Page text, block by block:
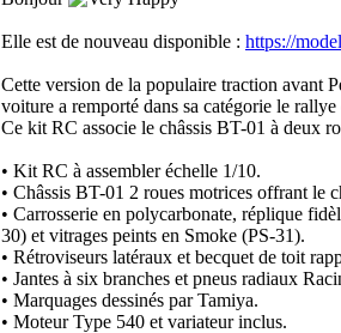
Elle est de nouveau disponible : https://
Cette version de la populaire traction avant
voiture a remporté dans sa catégorie le
Ce kit RC associe le châssis BT-01 à deux
• Kit RC à assembler échelle 1/10.
• Châssis BT-01 2 roues motrices offrant le
• Carrosserie en polycarbonate, réplique
30) et vitrages peints en Smoke (PS-31).
• Rétroviseurs latéraux et becquet de toit
• Jantes à six branches et pneus radiaux
• Marquages dessinés par Tamiya.
• Moteur Type 540 et variateur inclus.